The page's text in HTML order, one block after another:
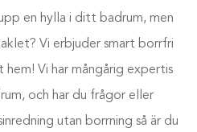
en hylla i ditt badrum, men
Vi erbjuder smart borrfri
Vi har mångårig expertis
och har du frågor eller
utan borrning så är du